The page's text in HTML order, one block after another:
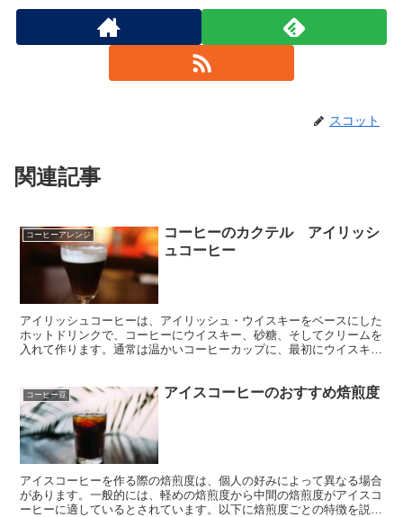
スコット
関連記事
コーヒーアレンジ
コーヒーのカクテル アイリッシ
ュコーヒー
アイリッシュコーヒーは、アイリッシュ・ウイスキーをベースにした
ホットドリンクで、コーヒーにウイスキー、砂糖、そしてクリームを
入れて作ります。通常は温かいコーヒーカップに、最初にウイスキー
きます。
コーヒー豆 アイスコーヒーのおすすめ焙煎度
アイスコーヒーを作る際の焙煎度は、個人の好みによって異なる場合
があります。一般的には、軽めの焙煎度から中間の焙煎度がアイスコ
ーヒーに適しているとされています。以下に焙煎度ごとの特徴を説明